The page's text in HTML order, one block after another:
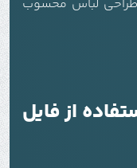
لباس محسوب
از فایل